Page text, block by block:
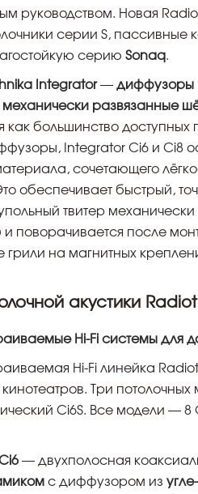
руководством. Новая
серии S,
серию Sonaq.
Integrator— диффузоры
механически развязанные
большинство доступных
Integrator Ci6 и Ci8
сочетающего
обеспечивает быстрый,
твитер
поворачивается после
грили на магнитных
акустики
Hi-Fi системы для
Hi-Fi линейка
Три
Ci6S. Все модели —
— двухполосная
с диффузором из